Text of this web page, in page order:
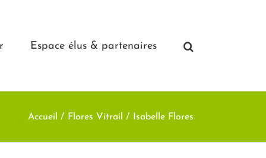
Espace élus & partenaires
Accueil Flores Vitrail Isabelle Flores